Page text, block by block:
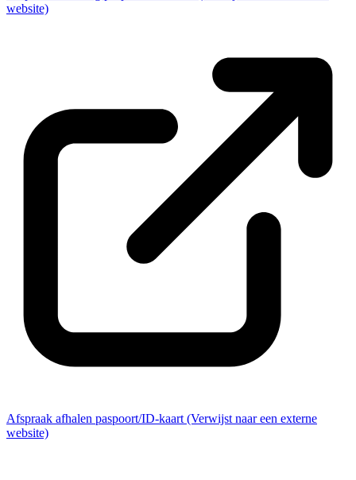
website)
Afspraak afhalen paspoort/ID-kaart (Verwijst naar een externe
website)